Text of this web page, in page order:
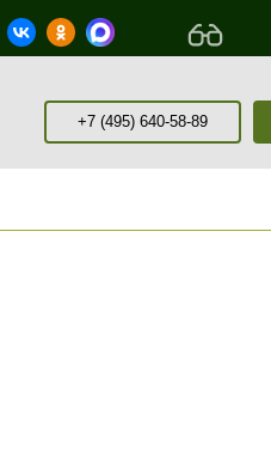
+7 (495) 640-58-89